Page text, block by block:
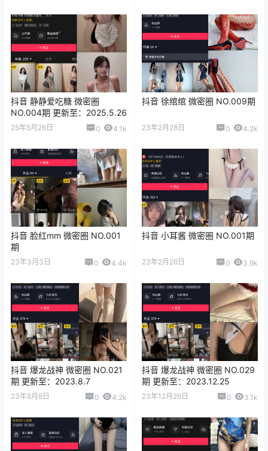
抖音 静静爱吃糖 微密圈
NO.004期 更新至：2025.5.26
25年5月26日 0 4.1k
抖音 徐绾绾 微密圈 NO.009期
23年2月28日 0 4.2k
抖音 脸红mm 微密圈 NO.001
期
23年3月3日 0 4.4k
抖音 小耳酱 微密圈 NO.001期
23年2月26日 0 3.9k
抖音 爆龙战神 微密圈 NO.021
期 更新至：2023.8.7
23年8月8日 0 4.2k
抖音 爆龙战神 微密圈 NO.029
期 更新至：2023.12.25
23年12月26日 0 3.1k